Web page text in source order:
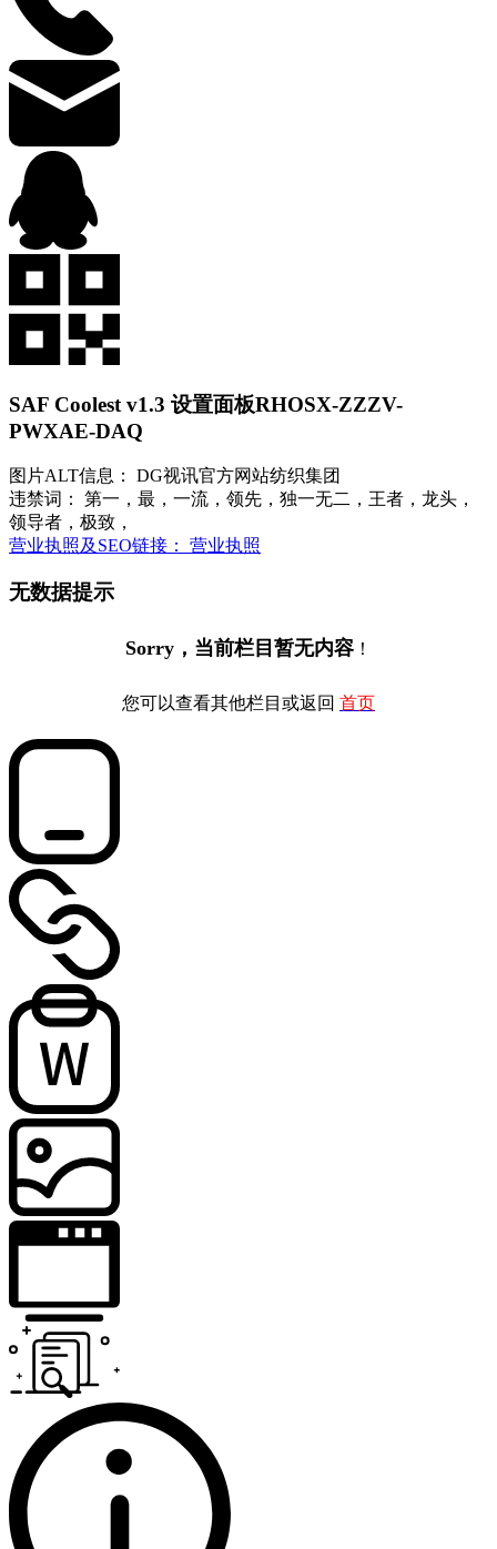
SAF Coolest v1.3 设置面板RHOSX-ZZZV-
PWXAE-DAQ
图片ALT信息： DG视讯官方网站纺织集团
违禁词： 第一，最，一流，领先，独一无二，王者，龙头，
领导者，极致，
营业执照及SEO链接： 营业执照
无数据提示
Sorry，当前栏目暂无内容 ！
您可以查看其他栏目或返回 首页